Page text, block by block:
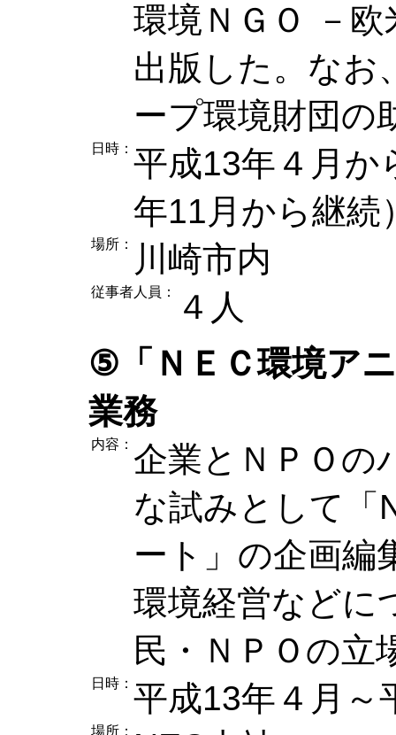
環境ＮＧＯ －
出版した。なお
ープ環境財団の
日時： 平成13年４月か
年11月から継続
場所： 川崎市内
従事者人員：
４人
⑤「ＮＥＣ環境ア
業務
内容： 企業とＮＰＯの
な試みとして「
ート」の企画編
環境経営などに
民・ＮＰＯの立
日時： 平成13年４月～
場所：